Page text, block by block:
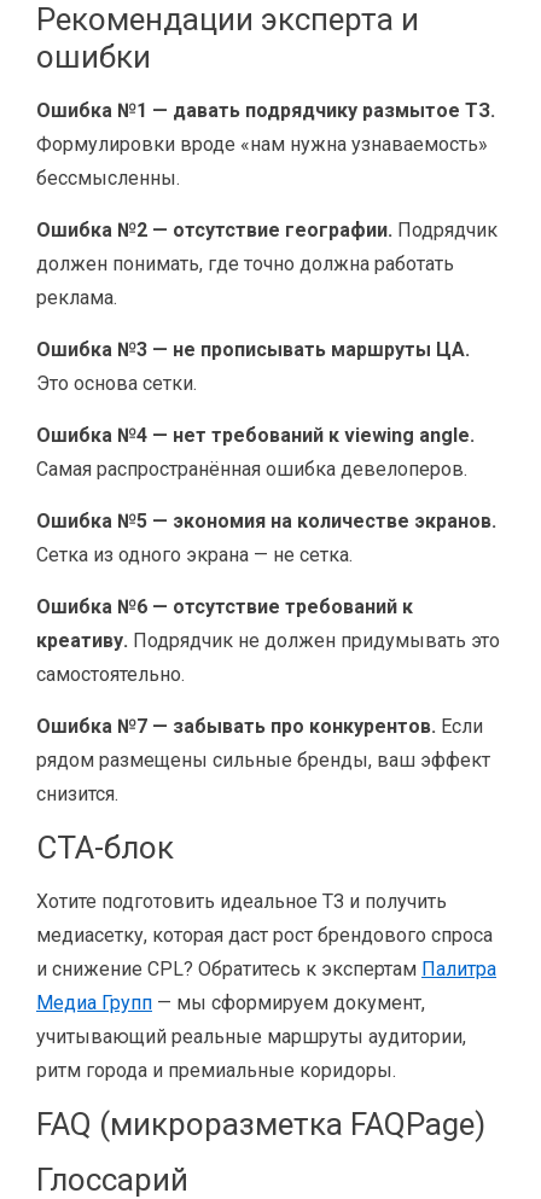
Рекомендации эксперта и
ошибки
Ошибка №1 — давать подрядчику размытое ТЗ.
Формулировки вроде «нам нужна узнаваемость»
бессмысленны.
Ошибка №2 — отсутствие географии. Подрядчик
должен понимать, где точно должна работать
реклама.
Ошибка №3 — не прописывать маршруты ЦА.
Это основа сетки.
Ошибка №4 — нет требований к viewing angle.
Самая распространённая ошибка девелоперов.
Ошибка №5 — экономия на количестве экранов.
Сетка из одного экрана — не сетка.
Ошибка №6 — отсутствие требований к
креативу. Подрядчик не должен придумывать это
самостоятельно.
Ошибка №7 — забывать про конкурентов. Если
рядом размещены сильные бренды, ваш эффект
снизится.
CTA-блок
Хотите подготовить идеальное ТЗ и получить
медиасетку, которая даст рост брендового спроса
и снижение CPL? Обратитесь к экспертам Палитра
Медиа Групп — мы сформируем документ,
учитывающий реальные маршруты аудитории,
ритм города и премиальные коридоры.
FAQ (микроразметка FAQPage)
Глоссарий